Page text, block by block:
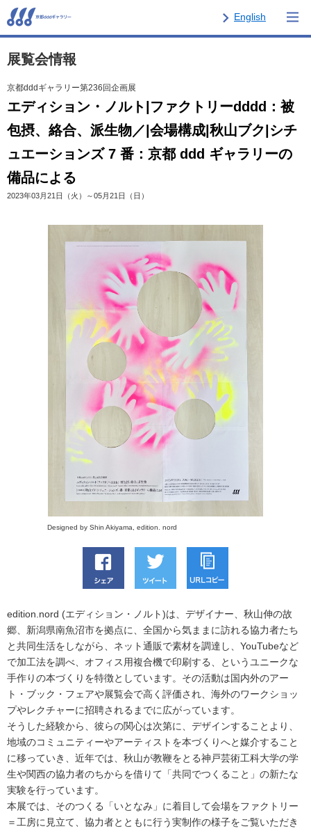
English
展覧会情報
京都dddギャラリー第236回企画展
エディション・ノルト|ファクトリーdddd：被
包摂、絡合、派生物／|会場構成|秋山ブク|シチ
ュエーションズ 7 番：京都 ddd ギャラリーの
備品による
2023年03月21日（火）～05月21日（日）
Designed by Shin Akiyama, edition. nord
edition.nord (エディション・ノルト)は、デザイナー、秋山伸の故
郷、新潟県南魚沼市を拠点に、全国から気ままに訪れる協力者たち
と共同生活をしながら、ネット通販で素材を調達し、YouTubeなど
で加工法を調べ、オフィス用複合機で印刷する、というユニークな
手作りの本づくりを特徴としています。その活動は国内外のアー
ト・ブック・フェアや展覧会で高く評価され、海外のワークショッ
プやレクチャーに招聘されるまでに広がっています。
そうした経験から、彼らの関心は次第に、デザインすることより、
地域のコミュニティーやアーティストを本づくりへと媒介すること
に移っていき、近年では、秋山が教鞭をとる神戸芸術工科大学の学
生や関西の協力者のちからを借りて「共同でつくること」の新たな
実験を行っています。
本展では、そのつくる「いとなみ」に着目して会場をファクトリー
＝工房に見立て、協力者とともに行う実制作の様子をご覧いただき